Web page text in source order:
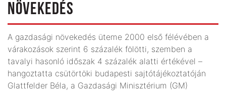
NÖVEKEDÉS
A gazdasági növekedés üteme 2000 első félévében a
várakozások szerint 6 százalék fölötti, szemben a
tavalyi hasonló időszak 4 százalék alatti értékével –
hangoztatta csütörtöki budapesti sajtótájékoztatóján
Glattfelder Béla, a Gazdasági Minisztérium (GM)